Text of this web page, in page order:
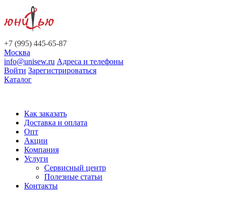
+7 (995) 445-65-87
Москва
info@unisew.ru Адреса и телефоны
Войти Зарегистрироваться
Каталог
Как заказать
Доставка и оплата
Опт
Акции
Компания
Услуги
Сервисный центр
Полезные статьи
Контакты